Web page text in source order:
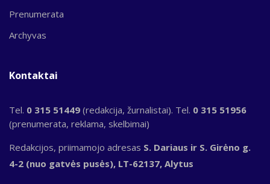
Prenumerata
Archyvas
Kontaktai
Tel. 0 315 51449 (redakcija, žurnalistai). Tel. 0 315 51956
(prenumerata, reklama, skelbimai)
Redakcijos, priimamojo adresas S. Dariaus ir S. Girėno g.
4-2 (nuo gatvės pusės), LT-62137, Alytus